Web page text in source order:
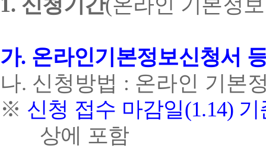
1. 신청기간(온라인 기본정
가. 온라인기본정보신청서
나. 신청방법 : 온라인 기본
※ 신청 접수 마감일(1.14)
상에 포함